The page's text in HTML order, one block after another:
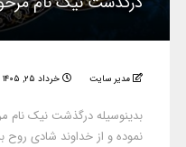
مدیر سایت خرداد ۲۵, ۱۴۰۵
بدینوسیله درگذشت نیک نام
نموده و از خداوند شادی روح